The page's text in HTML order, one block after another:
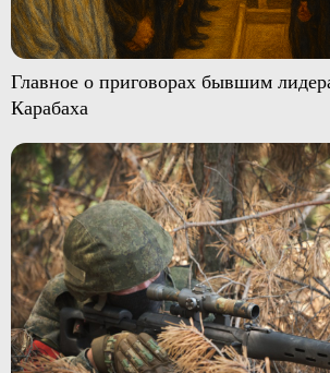
Главное о приговорах бывшим
Карабаха